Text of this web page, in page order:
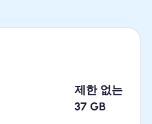
제한 없는
37 GB